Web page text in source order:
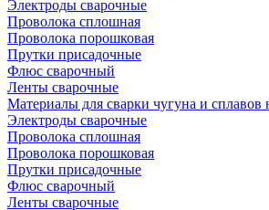
Электроды сварочные
Проволока сплошная
Проволока порошковая
Прутки присадочные
Флюс сварочный
Ленты сварочные
Материалы для сварки чугуна и сплавов
Электроды сварочные
Проволока сплошная
Проволока порошковая
Прутки присадочные
Флюс сварочный
Ленты сварочные